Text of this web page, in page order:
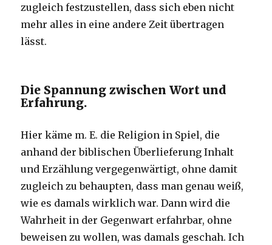
zugleich festzustellen, dass sich eben nicht
mehr alles in eine andere Zeit übertragen
lässt.
Die Spannung zwischen Wort und
Erfahrung.
Hier käme m. E. die Religion in Spiel, die
anhand der biblischen Überlieferung Inhalt
und Erzählung vergegenwärtigt, ohne damit
zugleich zu behaupten, dass man genau weiß,
wie es damals wirklich war. Dann wird die
Wahrheit in der Gegenwart erfahrbar, ohne
beweisen zu wollen, was damals geschah. Ich